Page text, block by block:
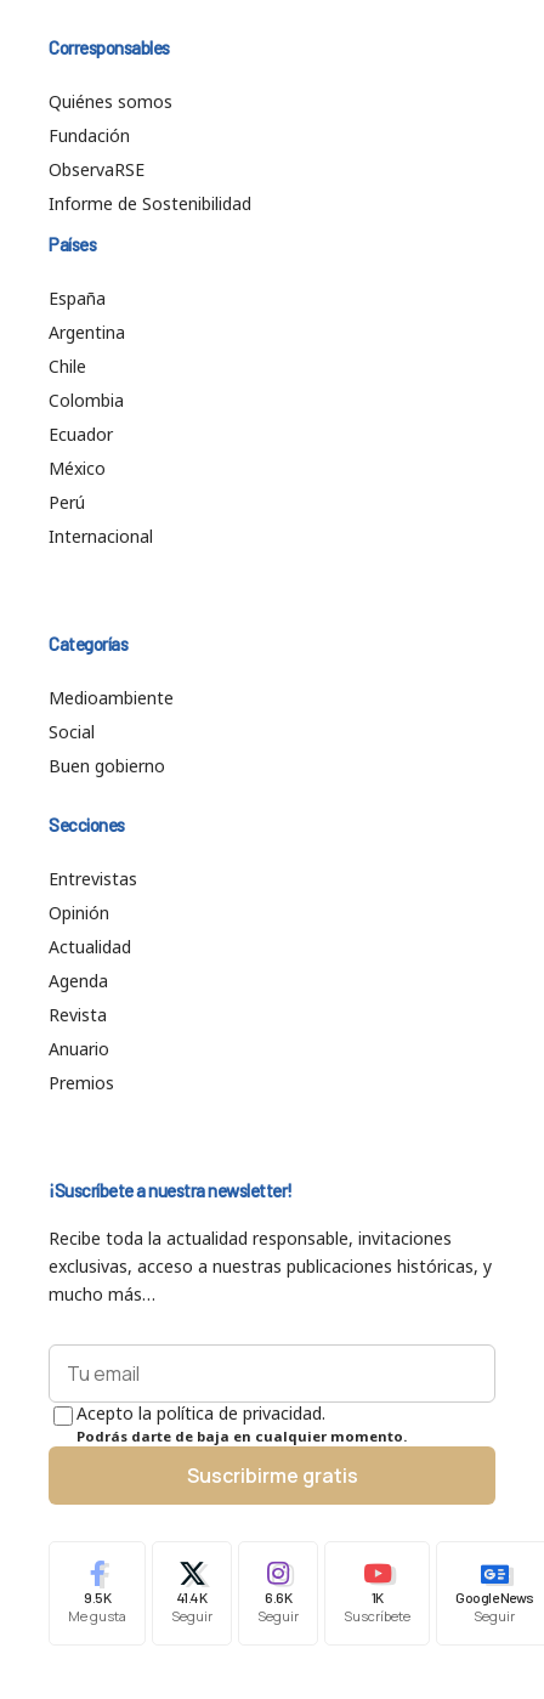
Corresponsables
Quiénes somos
Fundación
ObservaRSE
Informe de Sostenibilidad
Países
España
Argentina
Chile
Colombia
Ecuador
México
Perú
Internacional
Categorías
Medioambiente
Social
Buen gobierno
Secciones
Entrevistas
Opinión
Actualidad
Agenda
Revista
Anuario
Premios
¡Suscríbete a nuestra newsletter!
Recibe toda la actualidad responsable, invitaciones
exclusivas, acceso a nuestras publicaciones históricas, y
mucho más…
Acepto la política de privacidad.
Podrás darte de baja en cualquier momento.
Suscribirme gratis
9.5K
Me gusta
41.4K
Seguir
6.6K
Seguir
1K
Suscríbete
Google News
Seguir